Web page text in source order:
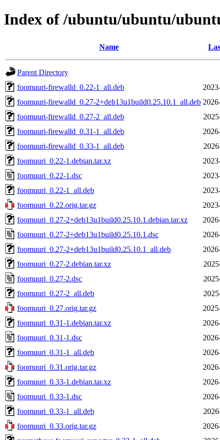
Index of /ubuntu/ubuntu/
Name
Parent Directory
foomuuri-firewalld_0.22-1_all.deb
foomuuri-firewalld_0.27-2+deb13u1build0.25.10.1_all.deb
foomuuri-firewalld_0.27-2_all.deb
foomuuri-firewalld_0.31-1_all.deb
foomuuri-firewalld_0.33-1_all.deb
foomuuri_0.22-1.debian.tar.xz
foomuuri_0.22-1.dsc
foomuuri_0.22-1_all.deb
foomuuri_0.22.orig.tar.gz
foomuuri_0.27-2+deb13u1build0.25.10.1.debian.tar.xz
foomuuri_0.27-2+deb13u1build0.25.10.1.dsc
foomuuri_0.27-2+deb13u1build0.25.10.1_all.deb
foomuuri_0.27-2.debian.tar.xz
foomuuri_0.27-2.dsc
foomuuri_0.27-2_all.deb
foomuuri_0.27.orig.tar.gz
foomuuri_0.31-1.debian.tar.xz
foomuuri_0.31-1.dsc
foomuuri_0.31-1_all.deb
foomuuri_0.31.orig.tar.gz
foomuuri_0.33-1.debian.tar.xz
foomuuri_0.33-1.dsc
foomuuri_0.33-1_all.deb
foomuuri_0.33.orig.tar.gz